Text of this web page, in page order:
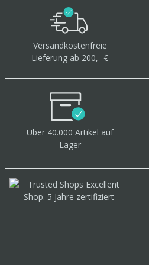
Versandkostenfreie
Lieferung ab 200,- €
Über 40.000 Artikel auf
Lager